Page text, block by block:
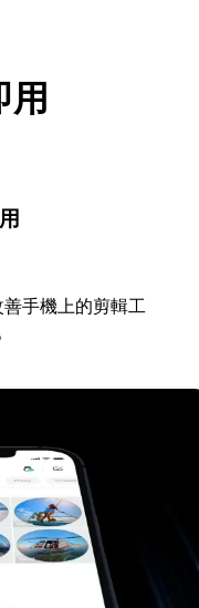
用
手機上的剪輯工